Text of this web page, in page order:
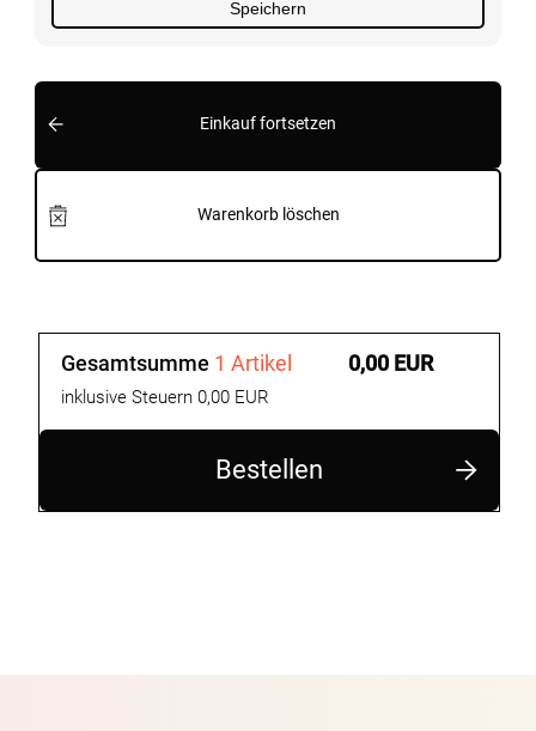
Speichern
Einkauf fortsetzen
Warenkorb löschen
Gesamtsumme 1 Artikel
inklusive Steuern 0,00 EUR
0,00 EUR
Bestellen